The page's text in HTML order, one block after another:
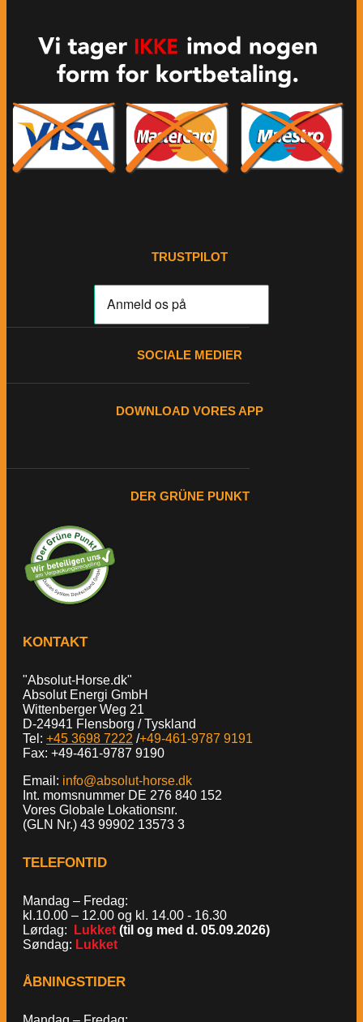
TRUSTPILOT
SOCIALE MEDIER
DOWNLOAD VORES APP
DER GRÜNE PUNKT
KONTAKT
"Absolut-Horse.dk"
Absolut Energi GmbH
Wittenberger Weg 21
D-24941 Flensborg / Tyskland
Tel: +45 3698 7222 /+49-461-9787 9191
Fax: +49-461-9787 9190
Email: info@absolut-horse.dk
Int. momsnummer DE 276 840 152
Vores Globale Lokationsnr.
(GLN Nr.) 43 99902 13573 3
TELEFONTID
Mandag – Fredag:
kl.10.00 – 12.00 og kl. 14.00 - 16.30
Lørdag:
Lukket (til og med d. 05.09.2026)
Søndag: Lukket
ÅBNINGSTIDER